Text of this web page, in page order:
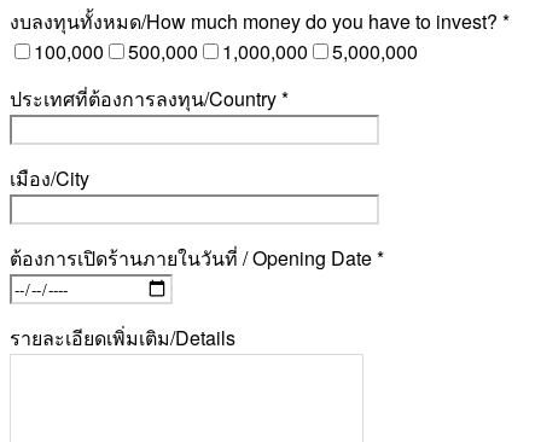
งบลงทุนทั้งหมด/How much money do you have to invest? *
100,000
500,000 1,000,000
5,000,000
ประเทศที่ต้องการลงทุน/Country *
เมือง/City
ต้องการเปิดร้านภายในวันที่ / Opening Date *
รายละเอียดเพิ่มเติม/Details